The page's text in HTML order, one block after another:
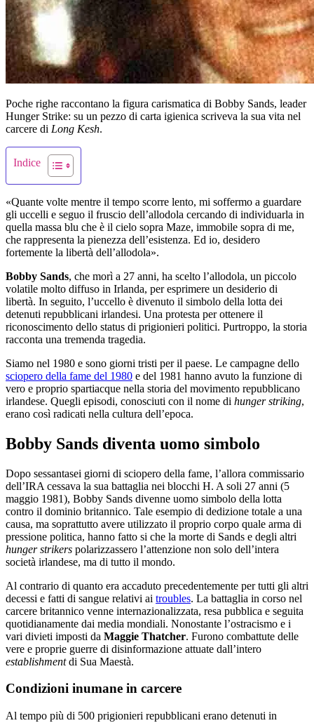
Poche righe raccontano la figura carismatica di Bobby Sands, leader
Hunger Strike: su un pezzo di carta igienica scriveva la sua vita nel
carcere di Long Kesh.
Indice
«Quante volte mentre il tempo scorre lento, mi soffermo a guardare
gli uccelli e seguo il fruscio dell’allodola cercando di individuarla in
quella massa blu che è il cielo sopra Maze, immobile sopra di me,
che rappresenta la pienezza dell’esistenza. Ed io, desidero
fortemente la libertà dell’allodola».
Bobby Sands, che morì a 27 anni, ha scelto l’allodola, un piccolo
volatile molto diffuso in Irlanda, per esprimere un desiderio di
libertà. In seguito, l’uccello è divenuto il simbolo della lotta dei
detenuti repubblicani irlandesi. Una protesta per ottenere il
riconoscimento dello status di prigionieri politici. Purtroppo, la storia
racconta una tremenda tragedia.
Siamo nel 1980 e sono giorni tristi per il paese. Le campagne dello
sciopero della fame del 1980 e del 1981 hanno avuto la funzione di
vero e proprio spartiacque nella storia del movimento repubblicano
irlandese. Quegli episodi, conosciuti con il nome di hunger striking,
erano così radicati nella cultura dell’epoca.
Bobby Sands diventa uomo simbolo
Dopo sessantasei giorni di sciopero della fame, l’allora commissario
dell’IRA cessava la sua battaglia nei blocchi H. A soli 27 anni (5
maggio 1981), Bobby Sands divenne uomo simbolo della lotta
contro il dominio britannico. Tale esempio di dedizione totale a una
causa, ma soprattutto avere utilizzato il proprio corpo quale arma di
pressione politica, hanno fatto si che la morte di Sands e degli altri
hunger strikers polarizzassero l’attenzione non solo dell’intera
società irlandese, ma di tutto il mondo.
Al contrario di quanto era accaduto precedentemente per tutti gli altri
decessi e fatti di sangue relativi ai troubles. La battaglia in corso nel
carcere britannico venne internazionalizzata, resa pubblica e seguita
quotidianamente dai media mondiali. Nonostante l’ostracismo e i
vari divieti imposti da Maggie Thatcher. Furono combattute delle
vere e proprie guerre di disinformazione attuate dall’intero
establishmentdi Sua Maestà.
Condizioni inumane in carcere
Al tempo più di 500 prigionieri repubblicani erano detenuti in